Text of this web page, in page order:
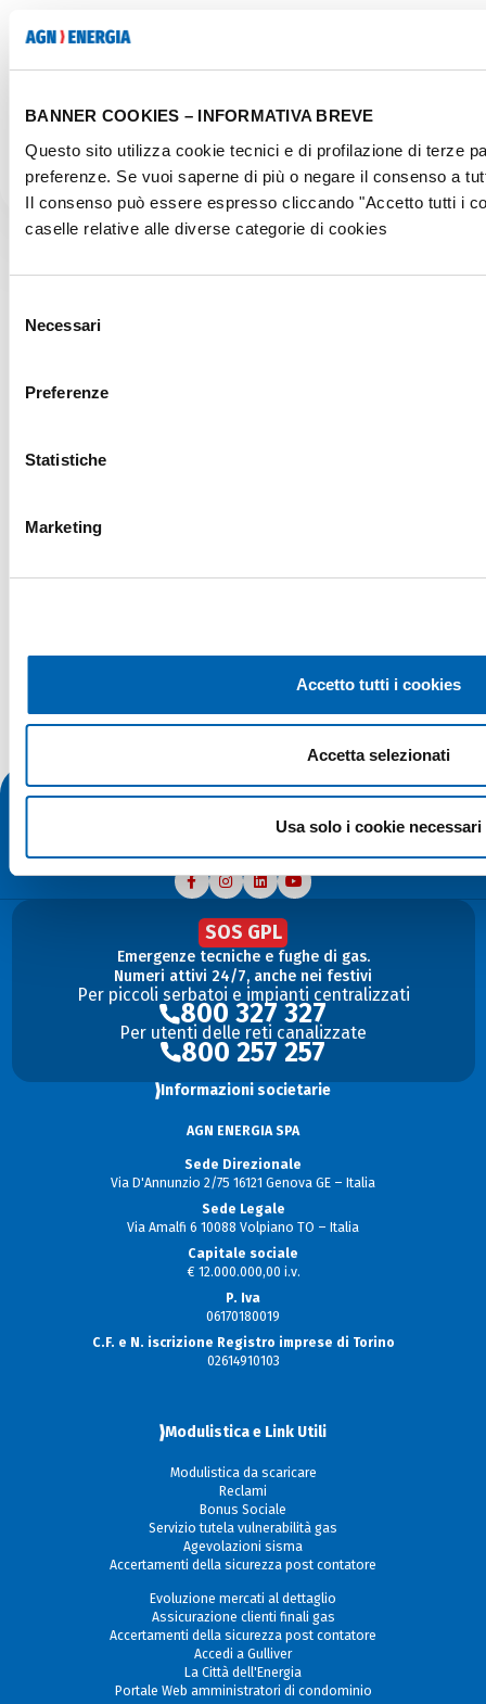
BANNER COOKIES – INFORMATIVA BREVE
Questo sito utilizza cookie tecnici e di profilazione di terze
preferenze. Se vuoi saperne di più o negare il consenso a
Il consenso può essere espresso cliccando "Accetto tutti i
caselle relative alle diverse categorie di cookies
delNecessari
Preferenze
Statistiche
Marketing
Accetto tutti i cookies
Accetta selezionati
Usa solo i cookie necessari
SOS GPL
Emergenze tecniche e fughe di gas.
Numeri attivi 24/7, anche nei festivi
Per piccoli serbatoi e impianti centralizzati
800 327 327
Per utenti delle reti canalizzate
800 257 257
Informazioni societarie
AGN ENERGIA SPA
Sede Direzionale
Via D'Annunzio 2/75 16121 Genova GE – Italia
Sede Legale
Via Amalfi 6 10088 Volpiano TO – Italia
Capitale sociale
€ 12.000.000,00 i.v.
P. Iva
06170180019
C.F. e N. iscrizione Registro imprese di Torino
02614910103
Modulistica e Link Utili
Modulistica da scaricare
Reclami
Bonus Sociale
Servizio tutela vulnerabilità gas
Agevolazioni sisma
Accertamenti della sicurezza post contatore
Evoluzione mercati al dettaglio
Assicurazione clienti finali gas
Accertamenti della sicurezza post contatore
Accedi a Gulliver
La Città dell'Energia
Portale Web amministratori di condominio